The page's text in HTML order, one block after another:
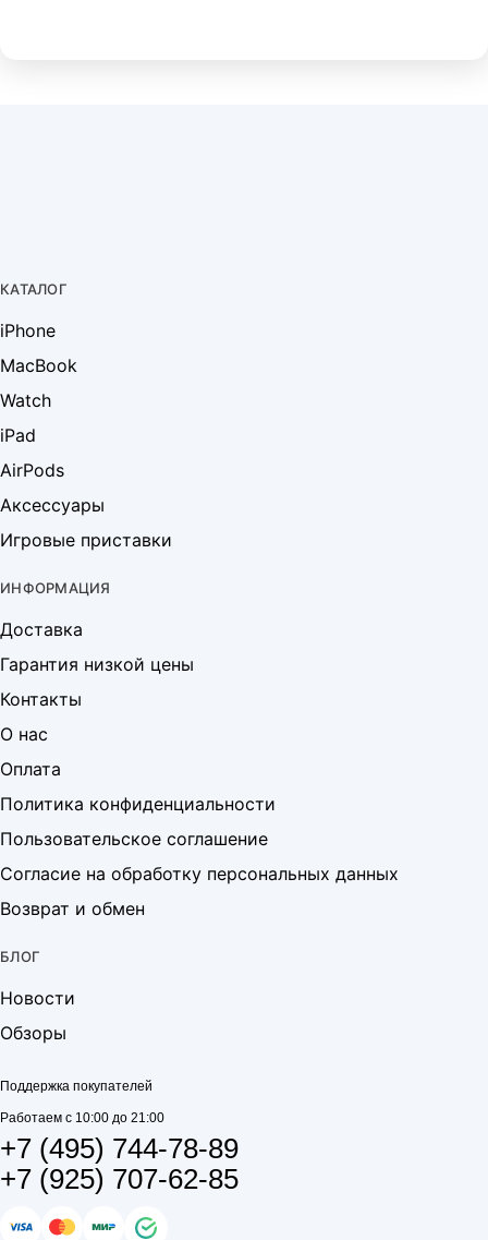
КАТАЛОГ
iPhone
MacBook
Watch
iPad
AirPods
Аксессуары
Игровые приставки
ИНФОРМАЦИЯ
Доставка
Гарантия низкой цены
Контакты
О нас
Оплата
Политика конфиденциальности
Пользовательское соглашение
Согласие на обработку персональных данных
Возврат и обмен
БЛОГ
Новости
Обзоры
Поддержка покупателей
Работаем с 10:00 до 21:00
+7 (495) 744-78-89
+7 (925) 707-62-85